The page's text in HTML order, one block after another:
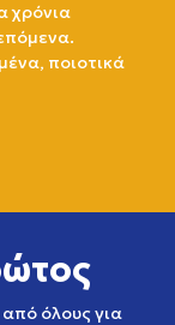
χρόνια
ποιοτικά
όλους για